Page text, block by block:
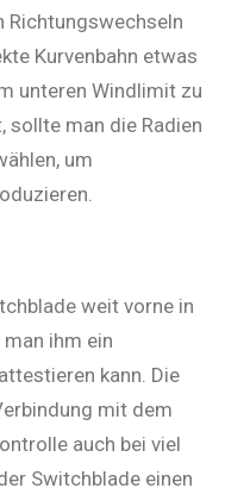
Richtungswechseln
Kurvenbahn etwas
unteren Windlimit zu
sollte man die Radien
um
weit vorne in
ihm ein
kann. Die
mit dem
auch bei viel
Switchblade einen